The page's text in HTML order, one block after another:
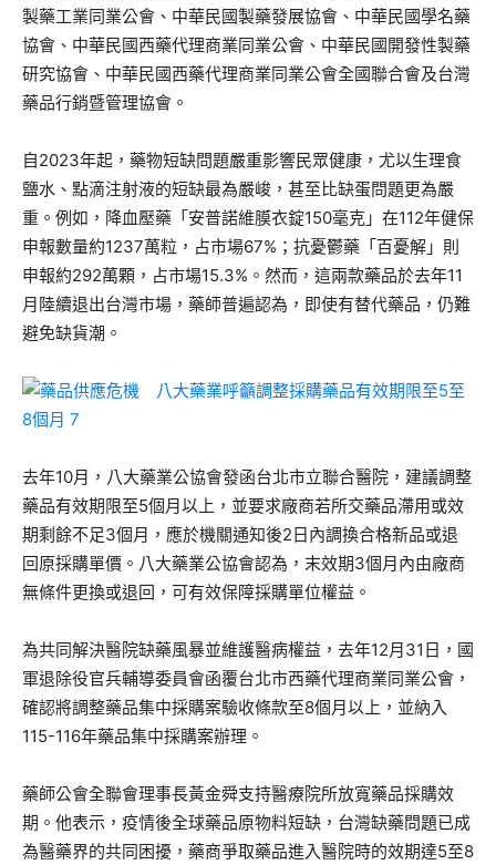
製藥工業同業公會、中華民國製藥發展協會、中華民國學名藥
協會、中華民國西藥代理商業同業公會、中華民國開發性製藥
研究協會、中華民國西藥代理商業同業公會全國聯合會及台灣
藥品行銷暨管理協會。
自2023年起，藥物短缺問題嚴重影響民眾健康，尤以生理食
鹽水、點滴注射液的短缺最為嚴峻，甚至比缺蛋問題更為嚴
重。例如，降血壓藥「安普諾維膜衣錠150毫克」在112年健保
申報數量約1237萬粒，占市場67%；抗憂鬱藥「百憂解」則
申報約292萬顆，占市場15.3%。然而，這兩款藥品於去年11
月陸續退出台灣市場，藥師普遍認為，即使有替代藥品，仍難
避免缺貨潮。
去年10月，八大藥業公協會發函台北市立聯合醫院，建議調整
藥品有效期限至5個月以上，並要求廠商若所交藥品滯用或效
期剩餘不足3個月，應於機關通知後2日內調換合格新品或退
回原採購單價。八大藥業公協會認為，末效期3個月內由廠商
無條件更換或退回，可有效保障採購單位權益。
為共同解決醫院缺藥風暴並維護醫病權益，去年12月31日，國
軍退除役官兵輔導委員會函覆台北市西藥代理商業同業公會，
確認將調整藥品集中採購案驗收條款至8個月以上，並納入
115-116年藥品集中採購案辦理。
藥師公會全聯會理事長黃金舜支持醫療院所放寬藥品採購效
期。他表示，疫情後全球藥品原物料短缺，台灣缺藥問題已成
為醫藥界的共同困擾，藥商爭取藥品進入醫院時的效期達5至8